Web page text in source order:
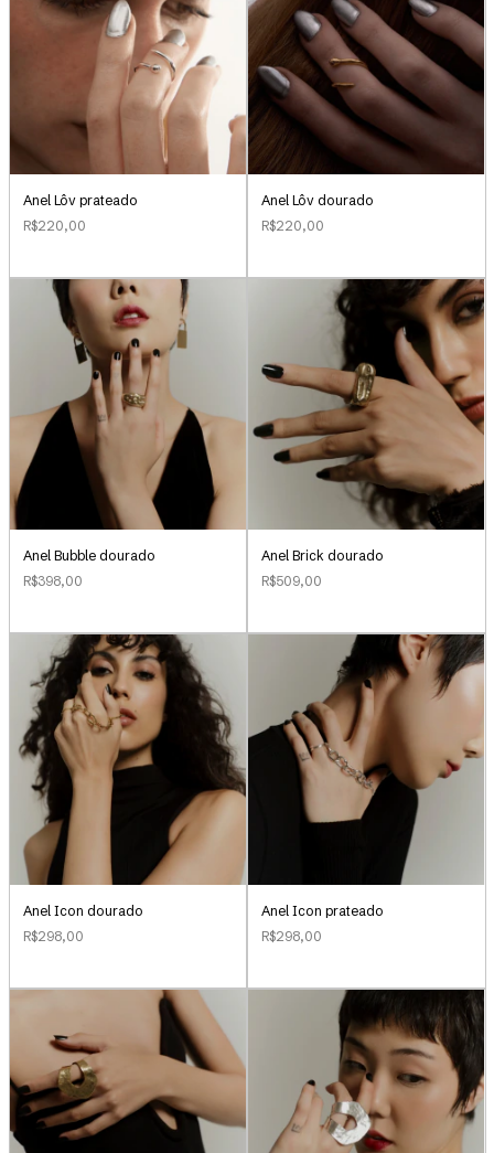
Anel Lôv prateado
R$220,00
Anel Lôv dourado
R$220,00
Anel Bubble dourado
R$398,00
Anel Brick dourado
R$509,00
Anel Icon dourado
R$298,00
Anel Icon prateado
R$298,00